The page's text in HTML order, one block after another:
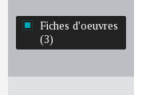
Fiches d'oeuvres
(3)